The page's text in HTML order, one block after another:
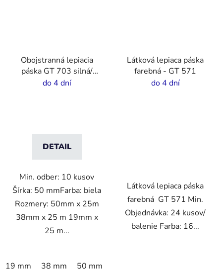
Obojstranná lepiacia
páska GT 703 silná/
tenká
do 4 dní
DETAIL
Min. odber: 10 kusov
Šírka: 50 mmFarba: biela
Rozmery: 50mm x 25m
38mm x 25 m 19mm x
25 m...
19 mm 38 mm 50 mm
Látková lepiaca páska
farebná - GT 571
do 4 dní
Látková lepiaca páska
farebná GT 571 Min.
Objednávka: 24 kusov/
balenie Farba: 16...